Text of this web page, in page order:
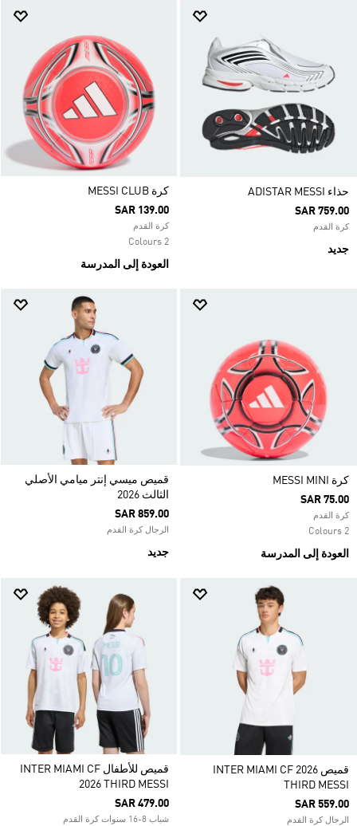
حذاء ADISTAR MESSI
SAR 759.00
كرة القدم
جديد
كرة MESSI CLUB
SAR 139.00
كرة القدم
2 Colours
العودة إلى المدرسة
كرة MESSI MINI
SAR 75.00
كرة القدم
2 Colours
العودة إلى المدرسة
قميص ميسي إنتر ميامي الأصلي
الثالث 2026
SAR 859.00
الرجال كرة القدم
جديد
قميص INTER MIAMI CF 2026
THIRD MESSI
SAR 559.00
الرجال كرة القدم
قميص للأطفال INTER MIAMI CF
2026 THIRD MESSI
SAR 479.00
شباب 8-16 سنوات كرة القدم